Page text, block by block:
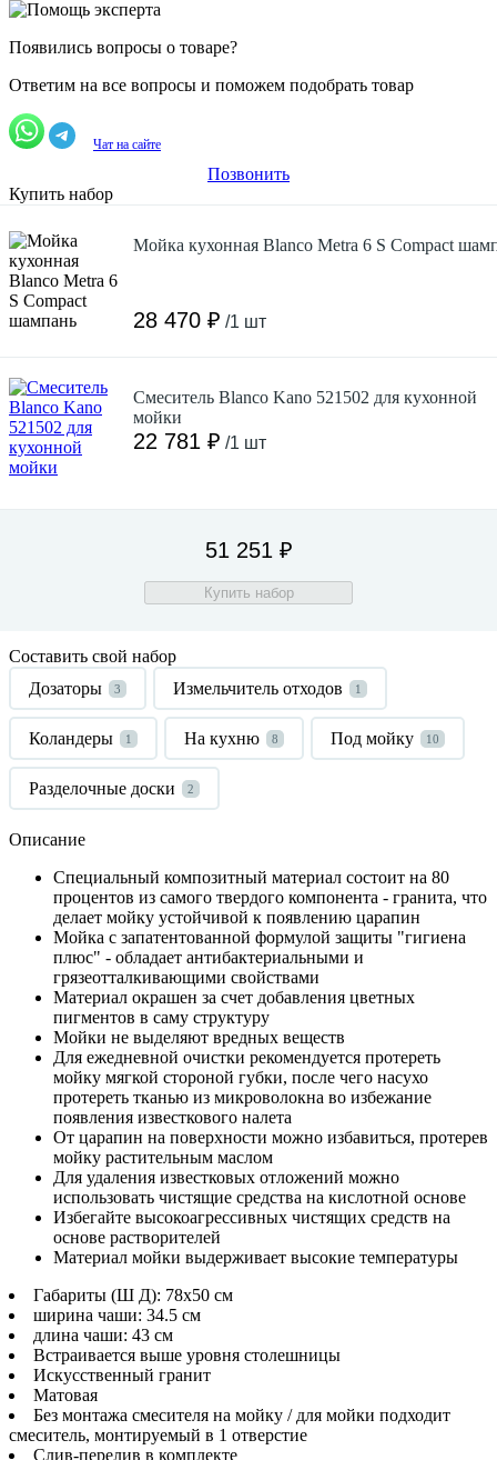
Появились вопросы о товаре?
Ответим на все вопросы и поможем подобрать товар
Чат на сайте
Позвонить
Купить набор
Мойка кухонная Blanco Metra 6 S Compact
28 470 ₽ /1 шт
Смеситель Blanco Kano 521502 для кухонной
мойки
22 781 ₽ /1 шт
51 251 ₽
Купить набор
Составить свой набор
Дозаторы
3 Измельчитель отходов 1
Коландеры 1 На кухню 8 Под мойку 10
Разделочные доски 2
Описание
Специальный композитный материал состоит на 80
процентов из самого твердого компонента - гранита, что
делает мойку устойчивой к появлению царапин
Мойка с запатентованной формулой защиты "гигиена
плюс" - обладает антибактериальными и
грязеотталкивающими свойствами
Материал окрашен за счет добавления цветных
пигментов в саму структуру
Мойки не выделяют вредных веществ
Для ежедневной очистки рекомендуется протереть
мойку мягкой стороной губки, после чего насухо
протереть тканью из микроволокна во избежание
появления известкового налета
От царапин на поверхности можно избавиться, протерев
мойку растительным маслом
Для удаления известковых отложений можно
использовать чистящие средства на кислотной основе
Избегайте высокоагрессивных чистящих средств на
основе растворителей
Материал мойки выдерживает высокие температуры
Габариты (Ш Д): 78x50 см
ширина чаши: 34.5 см
длина чаши: 43 см
Встраивается выше уровня столешницы
Искусственный гранит
Матовая
Без монтажа смесителя на мойку / для мойки подходит
смеситель, монтируемый в 1 отверстие
Слив-перелив в комплекте